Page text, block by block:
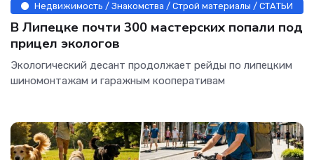
Недвижимость / Знакомства / Строй материалы / СТАТЬИ
В Липецке почти 300 мастерских попали под
прицел экологов
Экологический десант продолжает рейды по липецким
шиномонтажам и гаражным кооперативам